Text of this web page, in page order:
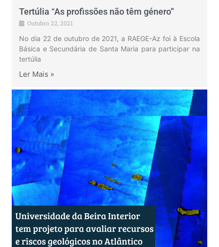
Tertúlia “As profissões não têm género”
Outubro 22, 2021
No dia 22 de outubro de 2021, a RAEGE-Az foi à Escola
Básica e Secundária de Santa Maria para participar na
tertúlia
Ler Mais »